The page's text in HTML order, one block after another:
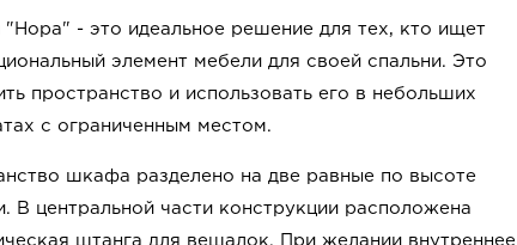
- это идеальное решение для тех, кто ищет
элемент мебели для своей спальни. Это
пространство и использовать его в небольших
с ограниченным местом.
шкафа разделено на две равные по высоте
В центральной части конструкции расположена
штанга для вешалок. При желании внутреннее